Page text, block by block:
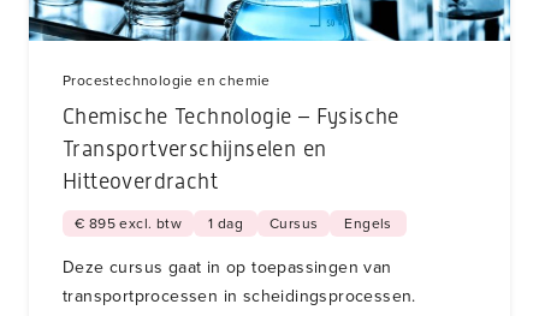
Procestechnologie en chemie
Chemische Technologie – Fysische
Transportverschijnselen en
Hitteoverdracht
€ 895 excl. btw 1 dag Cursus Engels
Deze cursus gaat in op toepassingen van
transportprocessen in scheidingsprocessen.